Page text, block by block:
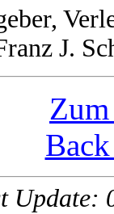
J.
Update: